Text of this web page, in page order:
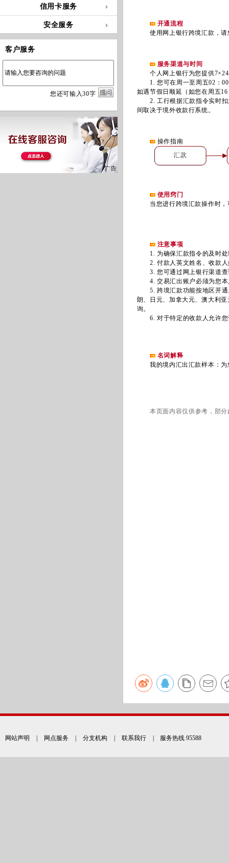
信用卡服务
安全服务
客户服务
您还可输入30字
开通流程
使用网上银行跨境汇款，请
服务渠道与时间
个人网上银行为您提供7×24
1. 您可在周一至周五02：00
如遇节假日顺延（如您在周五
2. 工行根据汇款指令实时扣
间取决于境外收款行系统。
操作指南
使用窍门
当您进行跨境汇款操作时，
注意事项
1. 为确保汇款指令的及时处
2. 付款人英文姓名、收款人
3. 您可通过网上银行渠道查
4. 交易汇出账户必须为您本
5. 跨境汇款功能按地区开通
朗、日元、加拿大元、澳大利
询。
6. 对于特定的收款人允许您
名词解释
我的境内汇出汇款样本：为
本页面内容仅供参考，部
网站声明 网点服务 分支机构 联系我行 | 服务热线 95588